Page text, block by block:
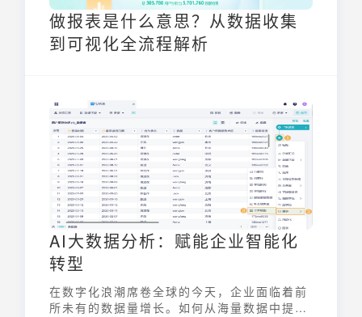
做报表是什么意思？从数据收集
到可视化全流程解析
AI大数据分析：赋能企业智能化
转型
在数字化浪潮席卷全球的今天，企业面临着前
所未有的数据量增长。如何从海量数据中提取